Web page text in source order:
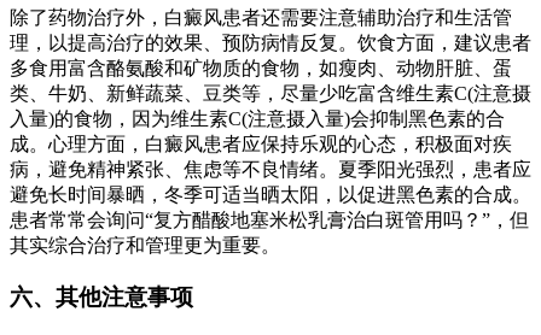
除了药物治疗外，白癜风患者还需要注意辅助治疗和生活管
理，以提高治疗的效果、预防病情反复。饮食方面，建议患者
多食用富含酪氨酸和矿物质的食物，如瘦肉、动物肝脏、蛋
类、牛奶、新鲜蔬菜、豆类等，尽量少吃富含维生素C(注意摄
入量)的食物，因为维生素C(注意摄入量)会抑制黑色素的合
成。心理方面，白癜风患者应保持乐观的心态，积极面对疾
病，避免精神紧张、焦虑等不良情绪。夏季阳光强烈，患者应
避免长时间暴晒，冬季可适当晒太阳，以促进黑色素的合成。
患者常常会询问“复方醋酸地塞米松乳膏治白斑管用吗？”，但
其实综合治疗和管理更为重要。
六、其他注意事项